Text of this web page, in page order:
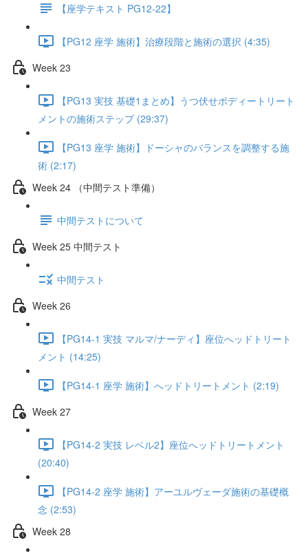
【座学テキスト PG12-22】
【PG12 座学 施術】治療段階と施術の選択 (4:35)
Week 23
【PG13 実技 基礎1まとめ】うつ伏せボディートリート
メントの施術ステップ (29:37)
【PG13 座学 施術】ドーシャのバランスを調整する施
術 (2:17)
Week 24 （中間テスト準備）
中間テストについて
Week 25 中間テスト
中間テスト
Week 26
【PG14-1 実技 マルマ/ナーディ】座位へッドトリート
メント (14:25)
【PG14-1 座学 施術】へッドトリートメント (2:19)
Week 27
【PG14-2 実技 レベル2】座位へッドトリートメント
(20:40)
【PG14-2 座学 施術】アーユルヴェーダ施術の基礎概
念 (2:53)
Week 28